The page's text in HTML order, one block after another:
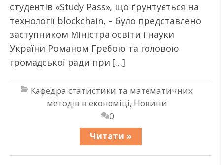
студентів «Study Pass», що ґрунтується на
технології blockchain, – було представлено
заступником Міністра освіти і науки
України Романом Гребою та головою
громадської ради при […]
Кафедра статистики та математичних
методів в економіці, Новини
0
Читати »